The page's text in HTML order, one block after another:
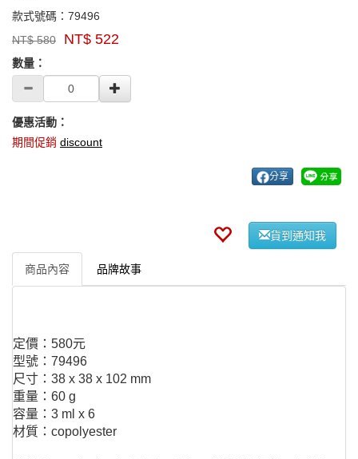
款式號碼： 79496
牌：
GSI
NT$580 NT$ 522
GOODS000000000000000002874
數量：
優惠活動：
期間促銷 discount
分享
貨到通知我
商品內容 品牌故事
定價：580元
型號：79496
尺寸：38 x 38 x 102 mm
重量：60 g
容量：3 ml x 6
材質：copolyester